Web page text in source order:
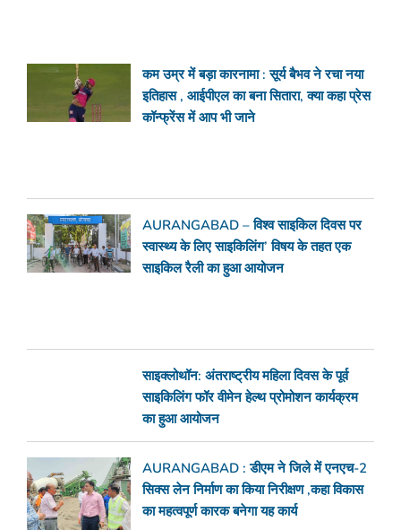
कम उम्र में बड़ा कारनामा : सूर्य बैभव ने रचा नया
इतिहास , आईपीएल का बना सितारा, क्या कहा प्रेस
कॉन्फ्रेंस में आप भी जाने
AURANGABAD – विश्व साइकिल दिवस पर
स्वास्थ्य के लिए साइकिलिंग’ विषय के तहत एक
साइकिल रैली का हुआ आयोजन
साइक्लोथॉन: अंतराष्ट्रीय महिला दिवस के पूर्व
साइकिलिंग फॉर वीमेन हेल्थ प्रोमोशन कार्यक्रम
का हुआ आयोजन
AURANGABAD : डीएम ने जिले में एनएच-2
सिक्स लेन निर्माण का किया निरीक्षण ,कहा विकास
का महत्वपूर्ण कारक बनेगा यह कार्य